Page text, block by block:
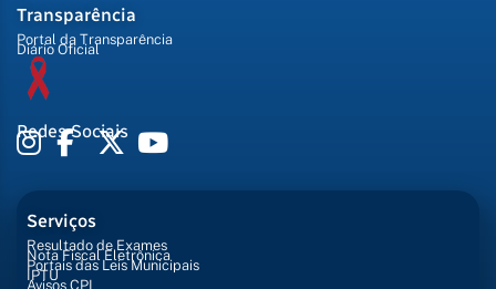
Transparência
Portal da Transparência
Diário Oficial
Redes Sociais
Serviços
Resultado de Exames
Nota Fiscal Eletrônica
Portais das Leis Municipais
IPTU
Avisos CPL